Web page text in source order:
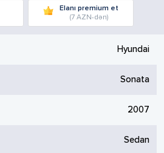
Elanı premium et
(7 AZN-dən)
Hyundai
Sonata
2007
Sedan